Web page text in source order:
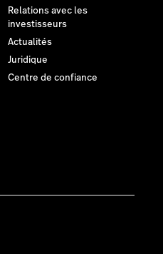
Relations avec les
investisseurs
Actualités
Juridique
Centre de confiance